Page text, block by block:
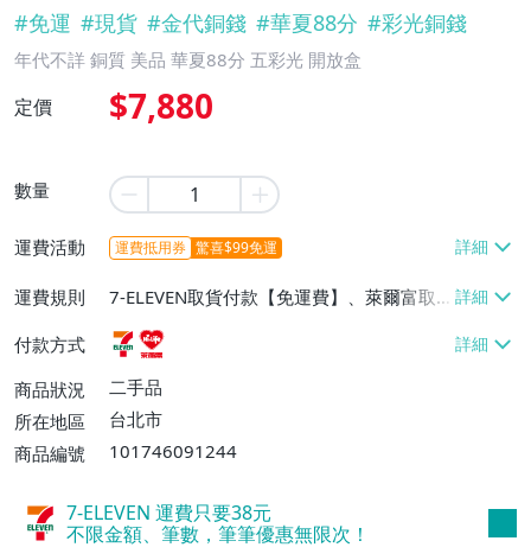
#免運 #現貨 #金代銅錢 #華夏88分 #彩光銅錢
年代不詳 銅質 美品 華夏88分 五彩光 開放盒
定價 $7,880
數量
運費活動 運費抵用券 驚喜$99免運
運費規則
7-ELEVEN取貨付款【免運費】、萊爾富取
貨付款【免運費】
付款方式
商品狀況
二手品
所在地區
台北市
商品編號
101746091244
7-ELEVEN 運費只要38元
不限金額、筆數，筆筆優惠無限次！